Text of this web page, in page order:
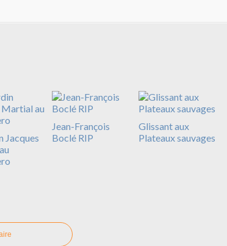
Jacques
Jean-François
Boclé RIP
Glissant aux
Plateaux sauvages